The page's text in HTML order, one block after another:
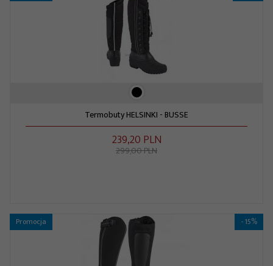
Termobuty HELSINKI - BUSSE
239,20 PLN
299,00 PLN
Promocja - 15%